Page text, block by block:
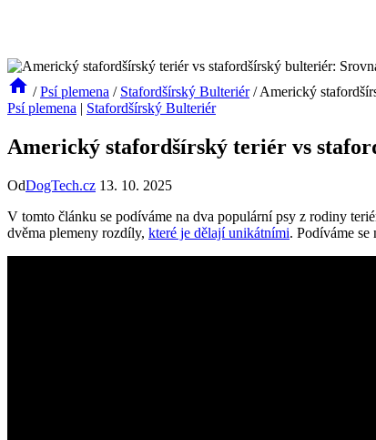
/ Psí plemena / Stafordšírský Bulteriér / Americký
Psí plemena | Stafordšírský Bulteriér
Americký stafordšírský teriér vs
OdDogTech.cz 13. 10. 2025
V tomto článku se podíváme na dva populární psy z rodiny
dvěma plemeny rozdíly, které je dělají unikátními. Podíváme